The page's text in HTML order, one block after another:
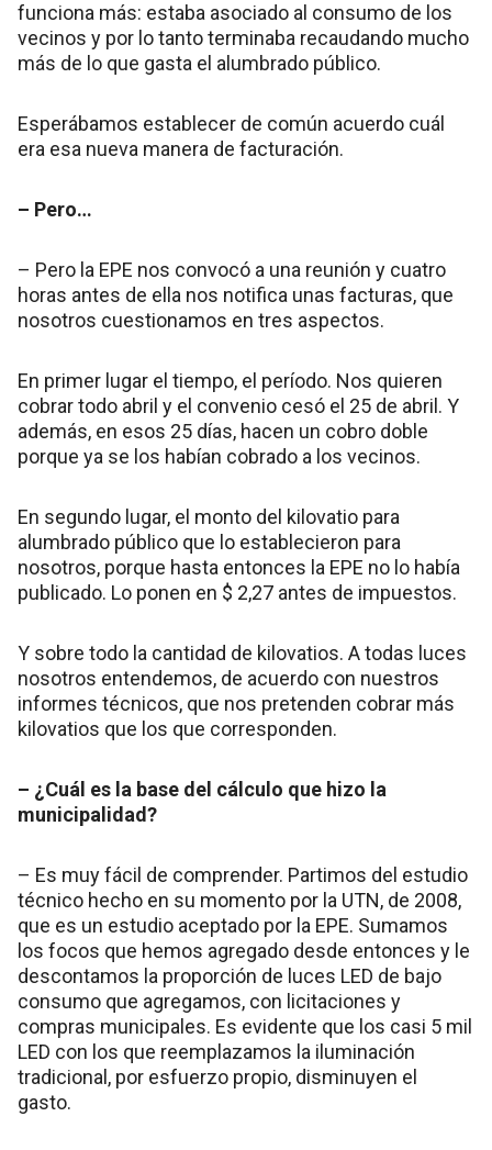
funciona más: estaba asociado al consumo de los
vecinos y por lo tanto terminaba recaudando mucho
más de lo que gasta el alumbrado público.
Esperábamos establecer de común acuerdo cuál
era esa nueva manera de facturación.
– Pero…
– Pero la EPE nos convocó a una reunión y cuatro
horas antes de ella nos notifica unas facturas, que
nosotros cuestionamos en tres aspectos.
En primer lugar el tiempo, el período. Nos quieren
cobrar todo abril y el convenio cesó el 25 de abril. Y
además, en esos 25 días, hacen un cobro doble
porque ya se los habían cobrado a los vecinos.
En segundo lugar, el monto del kilovatio para
alumbrado público que lo establecieron para
nosotros, porque hasta entonces la EPE no lo había
publicado. Lo ponen en $ 2,27 antes de impuestos.
Y sobre todo la cantidad de kilovatios. A todas luces
nosotros entendemos, de acuerdo con nuestros
informes técnicos, que nos pretenden cobrar más
kilovatios que los que corresponden.
– ¿Cuál es la base del cálculo que hizo la
municipalidad?
– Es muy fácil de comprender. Partimos del estudio
técnico hecho en su momento por la UTN, de 2008,
que es un estudio aceptado por la EPE. Sumamos
los focos que hemos agregado desde entonces y le
descontamos la proporción de luces LED de bajo
consumo que agregamos, con licitaciones y
compras municipales. Es evidente que los casi 5 mil
LED con los que reemplazamos la iluminación
tradicional, por esfuerzo propio, disminuyen el
gasto.